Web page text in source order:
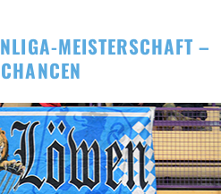
MEISTERSCHAFT –